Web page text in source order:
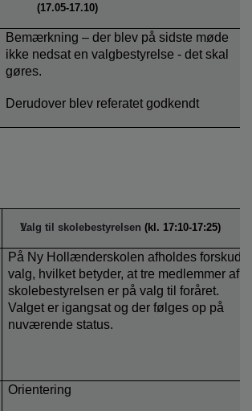
(17.05-17.10)
Bemærkning – der blev på sidste møde
ikke nedsat en valgbestyrelse - det skal
gøres.
Derudover blev referatet godkendt
Valg til skolebestyrelsen(kl. 17:10-17:25)
På Ny Hollænderskolen afholdes forskudte
valg, hvilket betyder, at tre medlemmer af
skolebestyrelsen er på valg til foråret.
Valget er igangsat og der følges op på
nuværende status.
Orientering